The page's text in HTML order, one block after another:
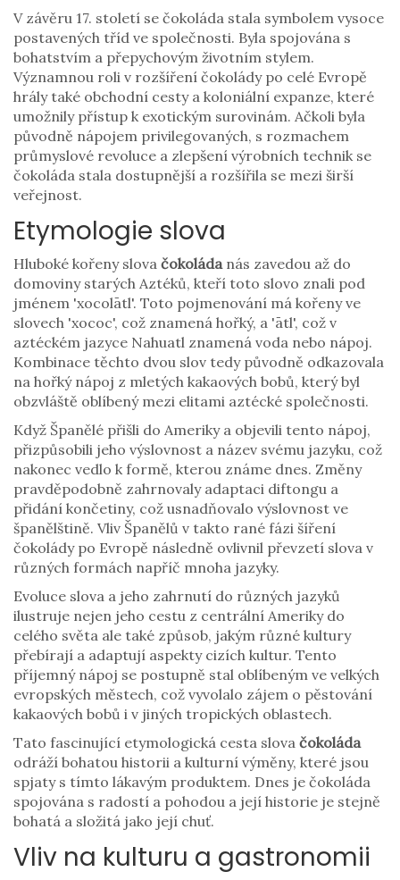
V závěru 17. století se čokoláda stala symbolem vysoce
postavených tříd ve společnosti. Byla spojována s
bohatstvím a přepychovým životním stylem.
Významnou roli v rozšíření čokolády po celé Evropě
hrály také obchodní cesty a koloniální expanze, které
umožnily přístup k exotickým surovinám. Ačkoli byla
původně nápojem privilegovaných, s rozmachem
průmyslové revoluce a zlepšení výrobních technik se
čokoláda stala dostupnější a rozšířila se mezi širší
veřejnost.
Etymologie slova
Hluboké kořeny slova čokoládanás zavedou až do
domoviny starých Aztéků, kteří toto slovo znali pod
jménem 'xocolātl'. Toto pojmenování má kořeny ve
slovech 'xococ', což znamená hořký, a 'ātl', což v
aztéckém jazyce Nahuatl znamená voda nebo nápoj.
Kombinace těchto dvou slov tedy původně odkazovala
na hořký nápoj z mletých kakaových bobů, který byl
obzvláště oblíbený mezi elitami aztécké společnosti.
Když Španělé přišli do Ameriky a objevili tento nápoj,
přizpůsobili jeho výslovnost a název svému jazyku, což
nakonec vedlo k formě, kterou známe dnes. Změny
pravděpodobně zahrnovaly adaptaci diftongu a
přidání končetiny, což usnadňovalo výslovnost ve
španělštině. Vliv Španělů v takto rané fázi šíření
čokolády po Evropě následně ovlivnil převzetí slova v
různých formách napříč mnoha jazyky.
Evoluce slova a jeho zahrnutí do různých jazyků
ilustruje nejen jeho cestu z centrální Ameriky do
celého světa ale také způsob, jakým různé kultury
přebírají a adaptují aspekty cizích kultur. Tento
příjemný nápoj se postupně stal oblíbeným ve velkých
evropských městech, což vyvolalo zájem o pěstování
kakaových bobů i v jiných tropických oblastech.
Tato fascinující etymologická cesta slova čokoláda
odráží bohatou historii a kulturní výměny, které jsou
spjaty s tímto lákavým produktem. Dnes je čokoláda
spojována s radostí a pohodou a její historie je stejně
bohatá a složitá jako její chuť.
Vliv na kulturu a gastronomii